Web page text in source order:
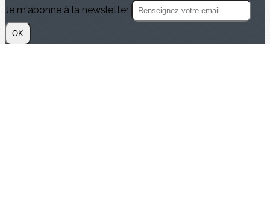
Je m'abonne à la newsletter
OK